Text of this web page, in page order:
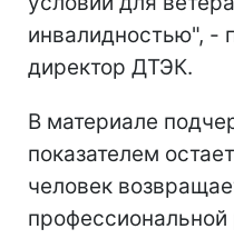
инвалидностью", -
директор ДТЭК.
В материале
показателем
человек
профессиональной